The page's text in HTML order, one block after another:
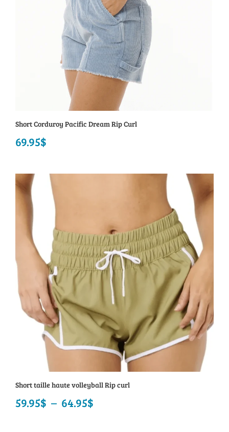
Short Corduroy Pacific Dream Rip Curl
69.95$
Short taille haute volleyball Rip curl
59.95$ – 64.95$